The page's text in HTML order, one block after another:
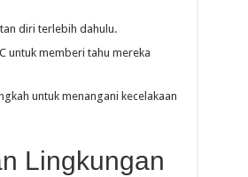
diri terlebih dahulu.
untuk memberi tahu mereka
untuk menangani kecelakaan
Lingkungan